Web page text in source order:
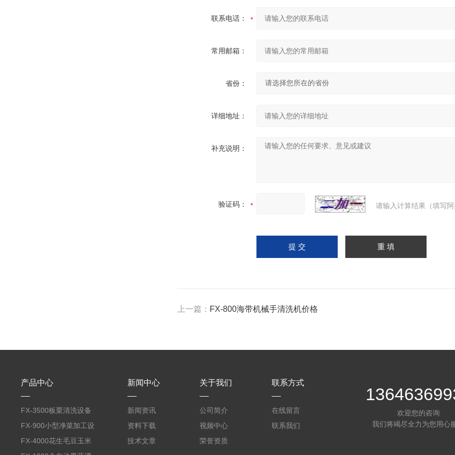
联系电话：
常用邮箱：
省份：
详细地址：
补充说明：
验证码： 请输入计算结果（填写
上一篇： FX-800海带机械手清洗机价格
产品中心
FX-3500板栗清洗设备
全自动气泡清洗机
FX-900小型净菜加工设
备野菜清洗机
FX-4000花生毛豆玉米
新闻中心
新闻资讯
资料下载
技术文章
关于我们
公司简介
视频中心
荣誉资质
联系方式
在线留言
联系我们
欢迎您的咨询
我们将竭尽全力为您用心